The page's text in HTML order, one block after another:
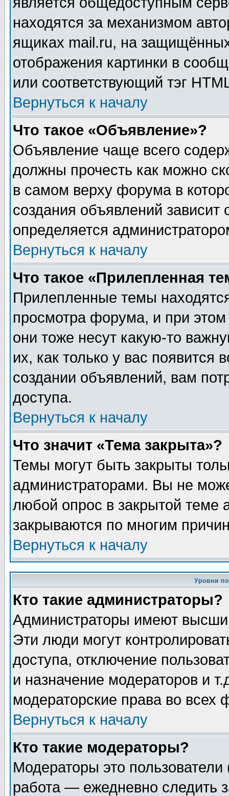
находятся за механизмом
ящиках mail.ru, на
отображения картинки в
или соответствующий тэг
Вернуться к началу
Что такое «Объявление»?
Объявление чаще всего
должны прочесть как можно
в самом верху форума в
создания объявлений зависит
определяется
Вернуться к началу
Что такое «Прилепленная
Прилепленные темы
просмотра форума, и при
они тоже несут какую-то
их, как только у вас появится
создании объявлений, вам
доступа.
Вернуться к началу
Что значит «Тема закрыта»?
Темы могут быть закрыты
администраторами. Вы не
любой опрос в закрытой теме
закрываются по многим
Вернуться к началу
Уровни
Кто такие администраторы?
Администраторы имеют
Эти люди могут
доступа, отключение
и назначение модераторов и
модераторские права во всех
Вернуться к началу
Кто такие модераторы?
Модераторы это
работа — ежедневно следить